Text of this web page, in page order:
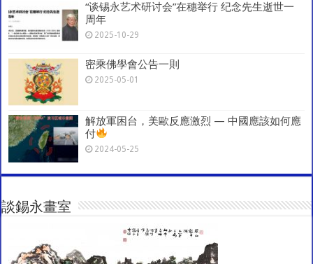
“谈锡永艺术研讨会”在穗举行 纪念先生逝世一
周年
2025-10-29
密乘佛學會公告一則
2025-05-01
解放軍困台，美歐反應激烈 — 中國應該如何應
付
2024-05-25
談錫永畫室